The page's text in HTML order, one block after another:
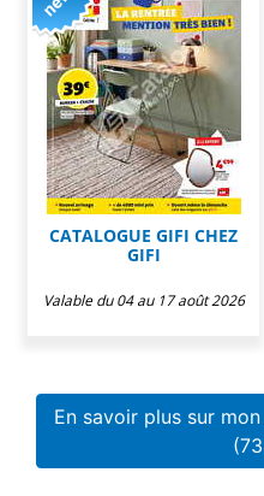
CATALOGUE GIFI CHEZ
GIFI
Valable du 04 au 17 août 2026
En savoir plus sur